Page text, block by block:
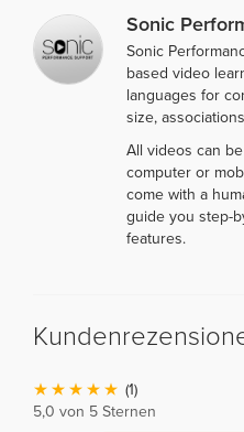
Sonic
Sonic
based video
languages for
size,
All videos can
computer or
come with a
guide you step-
features.
(1)
5,0 von 5 Sternen